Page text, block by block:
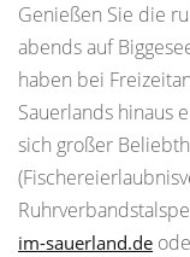
Genießen Sie die
abends auf
haben bei
Sauerlands hinaus
sich großer
im-sauerland.de